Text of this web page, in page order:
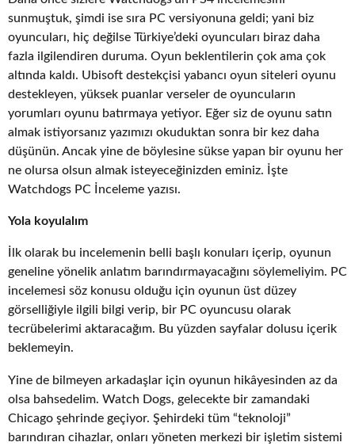
sunmuştuk, şimdi ise sıra PC versiyonuna geldi; yani biz
oyuncuları, hiç değilse Türkiye’deki oyuncuları biraz daha
fazla ilgilendiren duruma. Oyun beklentilerin çok ama çok
altında kaldı. Ubisoft destekçisi yabancı oyun siteleri oyunu
destekleyen, yüksek puanlar verseler de oyuncuların
yorumları oyunu batırmaya yetiyor. Eğer siz de oyunu satın
almak istiyorsanız yazımızı okuduktan sonra bir kez daha
düşünün. Ancak yine de böylesine sükse yapan bir oyunu her
ne olursa olsun almak isteyeceğinizden eminiz. İşte
Watchdogs PC İnceleme yazısı.
Yola koyulalım
İlk olarak bu incelemenin belli başlı konuları içerip, oyunun
geneline yönelik anlatım barındırmayacağını söylemeliyim. PC
incelemesi söz konusu olduğu için oyunun üst düzey
görselliğiyle ilgili bilgi verip, bir PC oyuncusu olarak
tecrübelerimi aktaracağım. Bu yüzden sayfalar dolusu içerik
beklemeyin.
Yine de bilmeyen arkadaşlar için oyunun hikâyesinden az da
olsa bahsedelim. Watch Dogs, gelecekte bir zamandaki
Chicago şehrinde geçiyor. Şehirdeki tüm “teknoloji”
barındıran cihazlar, onları yöneten merkezi bir işletim sistemi